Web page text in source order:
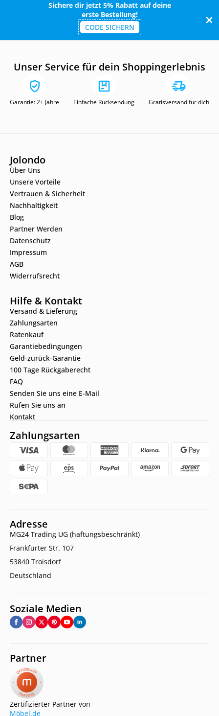
Sichere dir jetzt 5% Rabatt auf deine
erste Bestellung!
CODE SICHERN
Unser Service für dein Shoppingerlebnis
Garantie: 2+ Jahre Einfache Rücksendung Gratisversand für dich
Jolondo
Über Uns
Unsere Vorteile
Vertrauen & Sicherheit
Nachhaltigkeit
Blog
Partner Werden
Datenschutz
Impressum
AGB
Widerrufsrecht
Hilfe & Kontakt
Versand & Lieferung
Zahlungsarten
Ratenkauf
Garantiebedingungen
Geld-zurück-Garantie
100 Tage Rückgaberecht
FAQ
Senden Sie uns eine E-Mail
Rufen Sie uns an
Kontakt
Zahlungsarten
Adresse
MG24 Trading UG (haftungsbeschränkt)
Frankfurter Str. 107
53840 Troisdorf
Deutschland
Soziale Medien
Partner
Zertifizierter Partner von
Möbel.de